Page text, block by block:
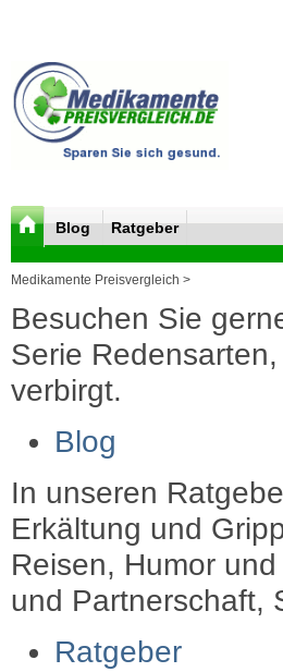
Blog Ratgeber
Medikamente Preisvergleich >
Besuchen Sie
Serie
verbirgt.
Blog
In unseren
Erkältung und
Reisen, Humor
und Partnerschaft,
Ratgeber